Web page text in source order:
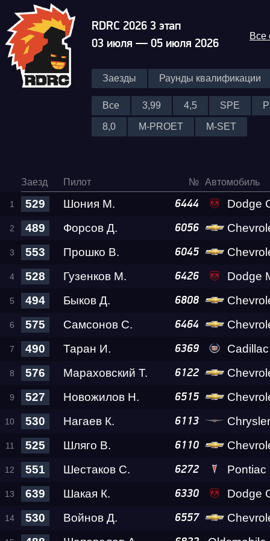
RDRC 2026 3 этап
03 июля — 05 июля 2026
Все
Заезды Раунды квалификации
Все 3,99 4,5 SPE
8,0 M-PROET M-SET
Заезд Пилот № Автомобиль
529 Шония М. 6444
Dodge Challenger
489
Форсов Д. 6056
553
Прошко В. 6045
Chevrolet
528
Гузенков М. 6426
Dodge
494
Быков Д. 6808
575
Самсонов С. 6464
Chevrolet
490
Таран И. 6369
576
Мараховский Т. 6122
527
Новожилов Н. 6515
530
Нагаев К. 6113
Chrysler
525
Шляго В. 6110
551
Шестаков С. 6272
Pontiac
639
Шакая К. 6330
Dodge
530
Войнов Д. 6557